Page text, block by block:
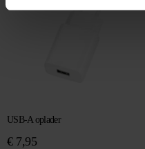
USB-A oplader
€7,95